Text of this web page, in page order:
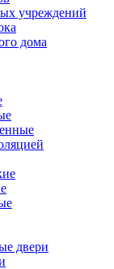
учреждений
дома
двери